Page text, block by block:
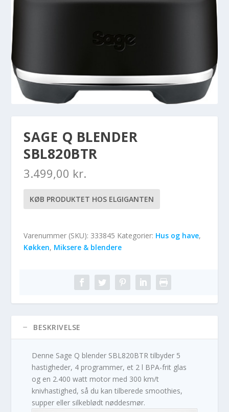
SAGE Q BLENDER
SBL820BTR
3.499,00 kr.
KØB PRODUKTET HOS ELGIGANTEN
Varenummer (SKU): 333845 Kategorier: Hus og have,
Køkken, Miksere & blendere
BESKRIVELSE
Denne Sage Q blender SBL820BTR tilbyder 5
hastigheder, 4 programmer, et 2 l BPA-frit glas
og en 2.400 watt motor med 300 km/t
knivhastighed, så du kan tilberede smoothies,
supper eller silkeblødt nøddesmør.